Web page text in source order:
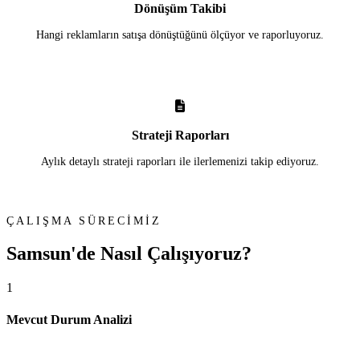
Dönüşüm Takibi
Hangi reklamların satışa dönüştüğünü ölçüyor ve raporluyoruz.
Strateji Raporları
Aylık detaylı strateji raporları ile ilerlemenizi takip ediyoruz.
ÇALIŞMA SÜRECİMİZ
Samsun'de Nasıl Çalışıyoruz?
1
Mevcut Durum Analizi